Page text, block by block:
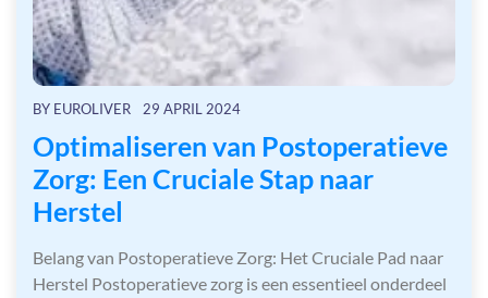
BY EUROLIVER 29 APRIL 2024
Optimaliseren van Postoperatieve
Zorg: Een Cruciale Stap naar
Herstel
Belang van Postoperatieve Zorg: Het Cruciale Pad naar
Herstel Postoperatieve zorg is een essentieel onderdeel